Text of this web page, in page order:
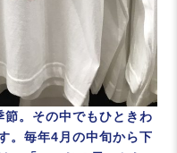
。その中でもひときわ
。毎年4月の中旬から下